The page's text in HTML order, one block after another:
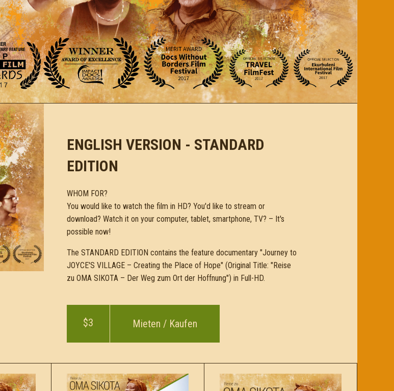
ENGLISH VERSION - STANDARD
EDITION
WHOM FOR?
You would like to watch the film in HD? You'd like to stream or
download? Watch it on your computer, tablet, smartphone, TV? – It's
possible now!
The STANDARD EDITION contains the feature documentary "Journey to
JOYCE'S VILLAGE – Creating the Place of Hope" (Original Title: "Reise
zu OMA SIKOTA – Der Weg zum Ort der Hoffnung") in Full-HD.
$3 Mieten / Kaufen